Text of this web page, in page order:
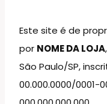
Este site é de
por NOME DA LOJA
São Paulo/SP,
00.000.0000/0001-